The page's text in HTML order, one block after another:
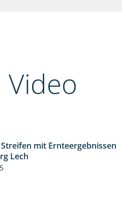
Video
mit Ernteergebnissen
Lech